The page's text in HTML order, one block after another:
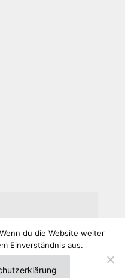
du die Website weiter
Einverständnis aus.